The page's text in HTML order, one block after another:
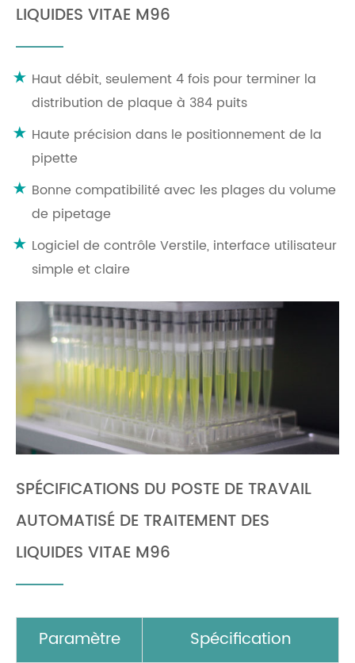
LIQUIDES VITAE M96
Haut débit, seulement 4 fois pour terminer la
distribution de plaque à 384 puits
Haute précision dans le positionnement de la
pipette
Bonne compatibilité avec les plages du volume
de pipetage
Logiciel de contrôle Verstile, interface utilisateur
simple et claire
SPÉCIFICATIONS DU POSTE DE TRAVAIL
AUTOMATISÉ DE TRAITEMENT DES
LIQUIDES VITAE M96
Paramètre Spécification